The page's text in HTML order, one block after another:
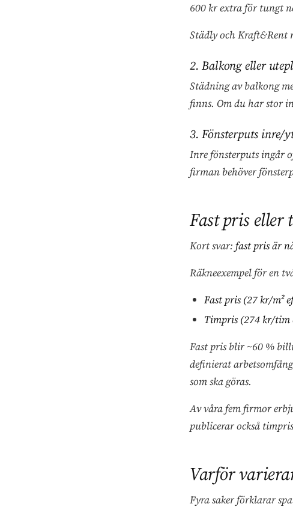
600 kr extra för tungt
Städly och
2. Balkong eller
Städning av balkong
finns. Om du har stor
3. Fönsterputs inre/
Inre fönsterputs ingår
firman behöver
Fast pris
Kort svar: fast pris är
Räkneexempel för en
Fast pris (27 kr/m²
Timpris (274 kr/tim
Fast pris blir ~60 %
definierat
som ska göras.
Av våra fem firmor
publicerar också
Varför
Fyra saker förklarar